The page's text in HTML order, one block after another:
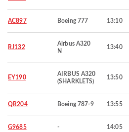
AC897 Boeing 777 13:10
RJ132
Airbus A320
N
13:40
EY190
AIRBUS A320
(SHARKLETS)
13:50
QR204 Boeing 787-9 13:55
G9685 - 14:05